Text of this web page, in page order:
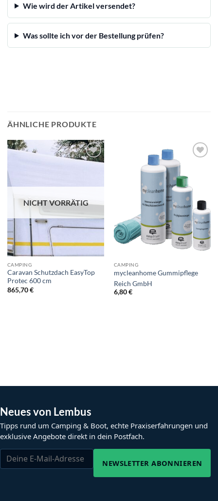
Wie wird der Artikel versendet?
Was sollte ich vor der Bestellung prüfen?
ÄHNLICHE PRODUKTE
NICHT VORRÄTIG
CAMPING
Caravan Schutzdach EasyTop
Protec 600 cm
865,70€
CAMPING
mycleanhome Gummipflege
Reich GmbH
6,80€
Neues von Lembus
Tipps rund um Camping & Boot, echte Praxiserfahrungen und
exklusive Angebote direkt in dein Postfach.
NEWSLETTER ABONNIEREN